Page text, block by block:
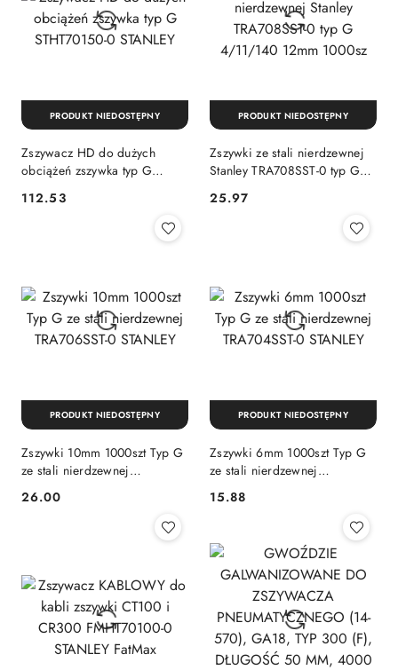
Zszywacz HD do dużych
obciążeń zszywka typ G
Cena:
112.53
PRODUKT NIEDOSTĘPNY
Zszywki ze stali nierdzewnej
Stanley TRA708SST-0 typ G
Cena:
25.97
PRODUKT NIEDOSTĘPNY
Zszywki 10mm 1000szt Typ G
ze stali nierdzewnej
Cena:
26.00
PRODUKT NIEDOSTĘPNY
Zszywki 6mm 1000szt Typ G
ze stali nierdzewnej
Cena:
15.88
PRODUKT NIEDOSTĘPNY